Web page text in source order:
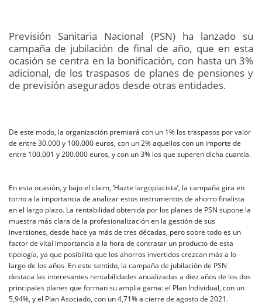
Previsión Sanitaria Nacional (PSN) ha lanzado su
campaña de jubilación de final de año, que en esta
ocasión se centra en la bonificación, con hasta un 3%
adicional, de los traspasos de planes de pensiones y
de previsión asegurados desde otras entidades.
De este modo, la organización premiará con un 1% los traspasos por valor
de entre 30.000 y 100.000 euros, con un 2% aquellos con un importe de
entre 100.001 y 200.000 euros, y con un 3% los que superen dicha cuantía.
En esta ocasión, y bajo el claim, ‘Hazte largoplacista’, la campaña gira en
torno a la importancia de analizar estos instrumentos de ahorro finalista
en el largo plazo. La rentabilidad obtenida por los planes de PSN supone la
muestra más clara de la profesionalización en la gestión de sus
inversiones, desde hace ya más de tres décadas, pero sobre todo es un
factor de vital importancia a la hora de contratar un producto de esta
tipología, ya que posibilita que los ahorros invertidos crezcan más a lo
largo de los años. En este sentido, la campaña de jubilación de PSN
destaca las interesantes rentabilidades anualizadas a diez años de los dos
principales planes que forman su amplia gama: el Plan Individual, con un
5,94%, y el Plan Asociado, con un 4,71% a cierre de agosto de 2021.